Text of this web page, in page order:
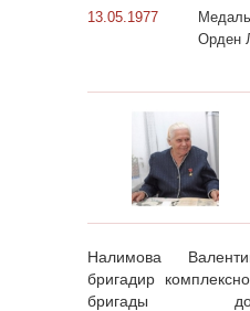
13.05.1977
Орден
Налимова
бригадир
бригады